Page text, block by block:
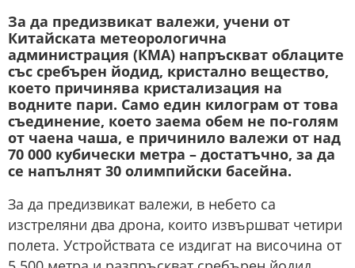
За да предизвикат валежи, учени от
Китайската метеорологична
администрация (КМА) напръскват облаците
със сребърен йодид, кристално вещество,
което причинява кристализация на
водните пари. Само един килограм от това
съединение, което заема обем не по-голям
от чаена чаша, е причинило валежи от над
70 000 кубически метра – достатъчно, за да
се напълнят 30 олимпийски басейна.
За да предизвикат валежи, в небето са
изстреляни два дрона, които извършват четири
полета. Устройствата се издигат на височина от